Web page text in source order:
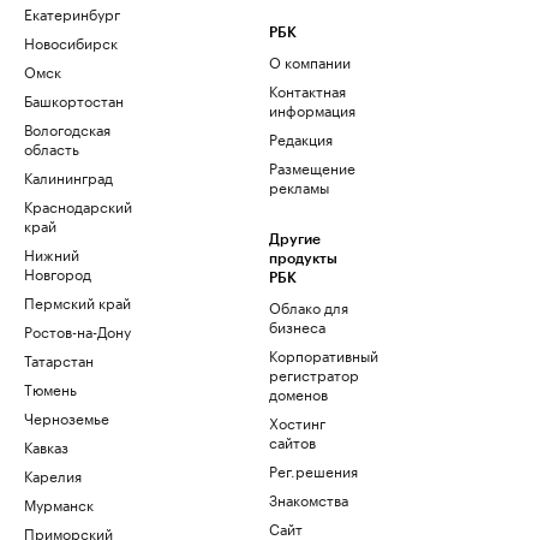
Екатеринбург
Новосибирск
Омск
Башкортостан
Вологодская
область
Калининград
Краснодарский
край
Нижний
Новгород
Пермский край
Ростов-на-Дону
Татарстан
Тюмень
Черноземье
Кавказ
Карелия
Мурманск
Приморский
РБК
О компании
Контактная
информация
Редакция
Размещение
рекламы
Другие
продукты
РБК
Облако для
бизнеса
Корпоративный
регистратор
доменов
Хостинг
сайтов
Рег.решения
Знакомства
Сайт